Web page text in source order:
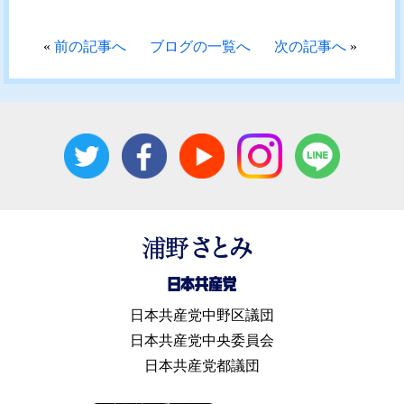
«前の記事へ ブログの一覧へ 次の記事へ»
日本共産党中野区議団
日本共産党中央委員会
日本共産党都議団